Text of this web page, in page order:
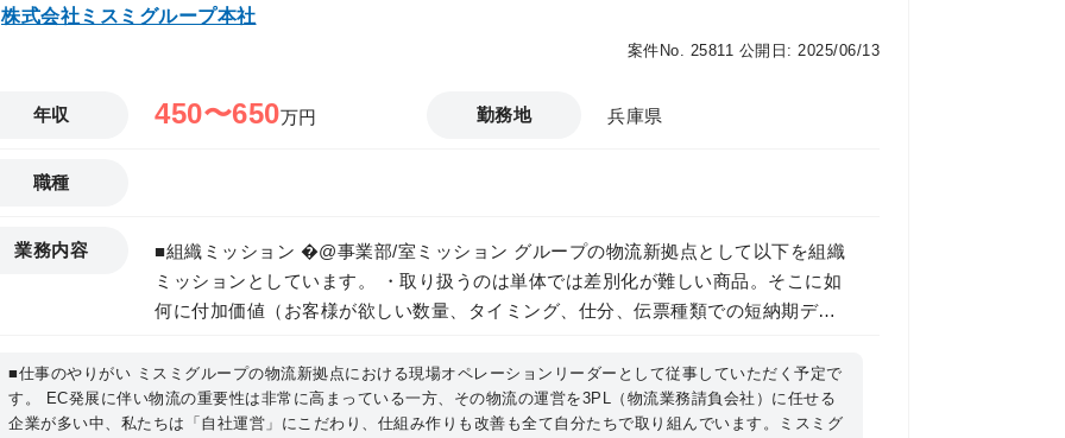
のポジションではパートナー工場に対する品質指導、生産改善とそれに伴う交渉窓
口を担当いただきます。これまで培われた開発・生産に関わる知識を活かしていた
との品質や価格などの取引契約から生産立上げまで実行いただきます。meviyを通じ
購買分析と利用ユーザーのご意見をもとにどのような機能を追加していくべきか、
より良いサービスになるには何が必要か、開発アイテムを選定、企画立案していた
だきます。パートナー工場との技術的すり合わせやシステム開発部門への要求仕様
しての役割を果たしていきます。（システム開発自体は専任の別チームが担当して
おります。システム開発の深い知識は必須ではありませんが、活動する中で自然と
理解が深まります）：30％ ■自己啓発（知の探索）：当組織では、希望するセミ
株式会社ミスミグループ本社
案件No. 25811 公開日: 2025/06/13
年収 450〜650万円 勤務地 兵庫県
職種
業務内容
■組織ミッション �@事業部/室ミッション グループの物流新拠点として以下を組織
ミッションとしています。 ・取り扱うのは単体では差別化が難しい商品。そこに如
何に付加価値（お客様が欲しい数量、タイミング、仕分、伝票種類での短納期デリ
業務量波動が大きいという特性に対して、確実短納期とコスト競争力を追求してい
く（※一般的な物流倉庫より複雑性が高いです） �Aチームミッション グループ物
流の新拠点安定稼働と、物流オペレーションのモデル進化 �B自組織の強み・事業
■仕事のやりがい ミスミグループの物流新拠点における現場オペレーションリーダーとして従事していただく予定で
す。 EC発展に伴い物流の重要性は非常に高まっている一方、その物流の運営を3PL（物流業務請負会社）に任せる
企業が多い中、私たちは「自社運営」にこだわり、仕組み作りも改善も全て自分たちで取り組んでいます。ミスミグ